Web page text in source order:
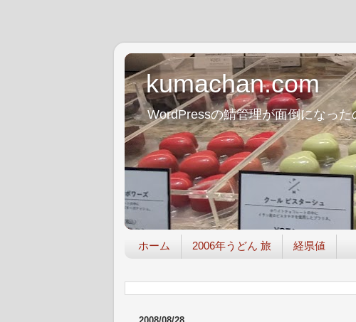
kumachan.com
WordPressの鯖管理が面倒になっ
ホーム 2006年うどん 旅 経県値